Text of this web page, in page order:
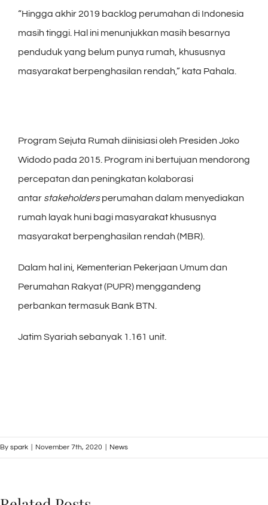
“Hingga akhir 2019 backlog perumahan di Indonesia
masih tinggi. Hal ini menunjukkan masih besarnya
penduduk yang belum punya rumah, khususnya
masyarakat berpenghasilan rendah,” kata Pahala.
Program Sejuta Rumah diinisiasi oleh Presiden Joko
Widodo pada 2015. Program ini bertujuan mendorong
percepatan dan peningkatan kolaborasi
antar stakeholdersperumahan dalam menyediakan
rumah layak huni bagi masyarakat khususnya
masyarakat berpenghasilan rendah (MBR).
Dalam hal ini, Kementerian Pekerjaan Umum dan
Perumahan Rakyat (PUPR) menggandeng
perbankan termasuk Bank BTN.
Jatim Syariah sebanyak 1.161 unit.
By spark November 7th, 2020 News